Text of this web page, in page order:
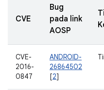
CVE
Bug
pada link
AOSP
CVE-
2016-
0847
ANDROID-
26864502
[2]